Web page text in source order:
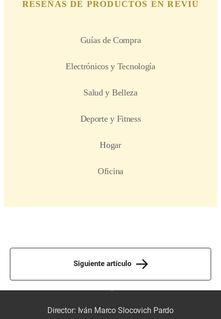
Siguiente artículo
Director: Iván Marco Slocovich Pardo